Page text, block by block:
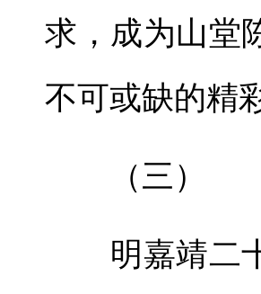
求，成为山堂
不可或缺的精
（三）
明嘉靖二十